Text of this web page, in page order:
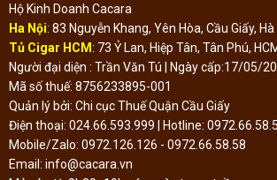
Hộ Kinh Doanh Cacara
Ha Nội: 83 Nguyễn Khang, Yên Hòa, Cầu Giấy, Hà
Tủ Cigar HCM: 73 Ỷ Lan, Hiệp Tân, Tân Phú,
Người đại diện : Trần Văn Tú | Ngày cấp:17/05/
Mã số thuế: 8756233895-001
Quản lý bởi: Chi cục Thuế Quận Cầu Giấy
Điện thoại: 024.66.593.999 | Hotline:
Mobile/Zalo: 0972.126.126 - 0972.66.58.58
Email: info@cacara.vn